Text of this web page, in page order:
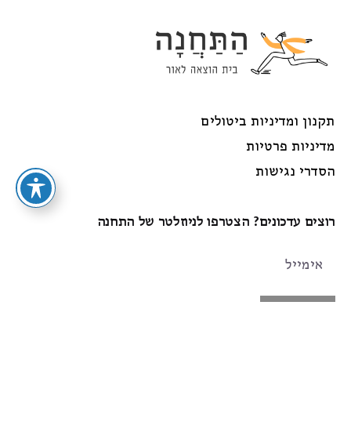
תקנון ומדיניות ביטולים
מדיניות פרטיות
הסדרי נגישות
רוצים עדכונים? הצטרפו לניוזלטר של התחנה